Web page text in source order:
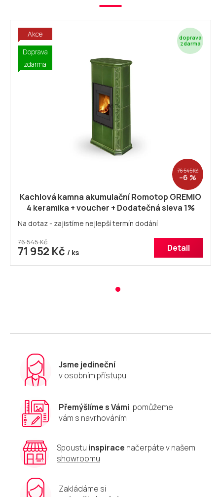
Akce
Doprava
zdarma
Z
76 545 Kč
–6 %
Kachlová kamna akumulační Romotop GREMIO
4 keramika + voucher + Dodatečná sleva 1%
kód: ROMOTOP Akumulační kachlová kamna
Romotop GREMIO 4.
Na dotaz - zajistíme nejlepší termín dodání
76 545 Kč
71 952 Kč / ks Detail
Jsme jedineční
v osobním přístupu
Přemýšlíme s Vámi, pomůžeme
vám s navrhováním
Spoustu inspirace načerpáte v našem
showroomu
Zakládáme si